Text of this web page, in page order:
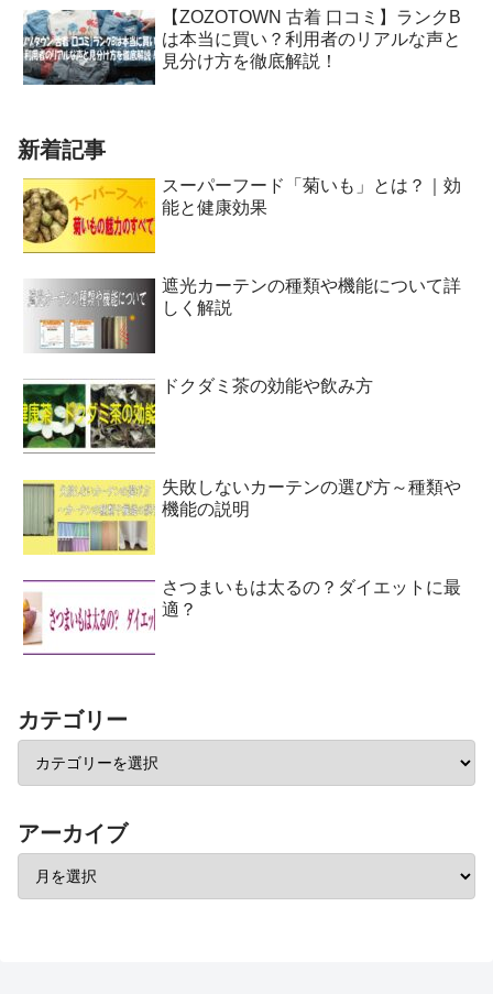
【ZOZOTOWN 古着 口コミ】ランクB
は本当に買い？利用者のリアルな声と
見分け方を徹底解説！
新着記事
スーパーフード「菊いも」とは？｜効
能と健康効果
遮光カーテンの種類や機能について詳
しく解説
ドクダミ茶の効能や飲み方
失敗しないカーテンの選び方～種類や
機能の説明
さつまいもは太るの？ダイエットに最
適？
カテゴリー
アーカイブ